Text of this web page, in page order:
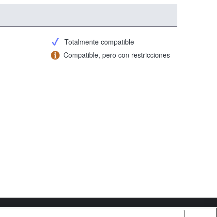
Totalmente compatible
Compatible, pero con restricciones
2026 Sony Corporation